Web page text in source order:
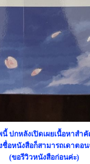
นี้ ปกหลังเปิดเผยเนื้อหาสำ
ชื่อหนังสือก็สามารถเดาตอ
(ขอรีวิวหนังสือก่อนค่ะ)